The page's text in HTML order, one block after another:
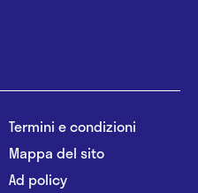
Termini e condizioni
Mappa del sito
Ad policy